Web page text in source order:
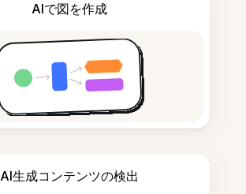
AIで図を作成
AI生成コンテンツの検出